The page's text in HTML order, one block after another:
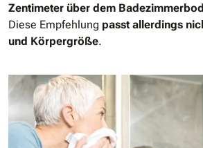
Zentimeter über dem
Diese Empfehlung passt allerdings
und Körpergröße.